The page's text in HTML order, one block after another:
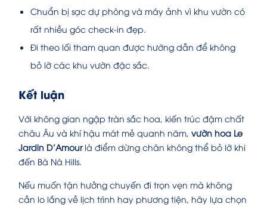
Chuẩn bị sạc dự phòng và máy ảnh vì khu vườn có
rất nhiều góc check-in đẹp.
Đi theo lối tham quan được hướng dẫn để không
bỏ lỡ các khu vườn đặc sắc.
Kết luận
Với không gian ngập tràn sắc hoa, kiến trúc đậm chất
châu Âu và khí hậu mát mẻ quanh năm, vườn hoa Le
Jardin D’Amourlà điểm dừng chân không thể bỏ lỡ khi
đến Bà Nà Hills.
Nếu muốn tận hưởng chuyến đi trọn vẹn mà không
cần lo lắng về lịch trình hay phương tiện, hãy lựa chọn